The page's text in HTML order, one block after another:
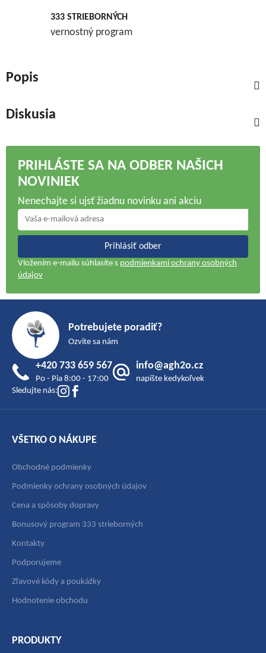
333 STRIEBORNÝCH
vernostný program
Popis
Diskusia
PRIHLÁSTE SA NA ODBER NAŠICH
NOVINIEK
Nenechajte si ujsť žiadnu novinku ani akciu
Prihlásiť odber
Vložením e-mailu súhlasíte s podmienkami ochrany osobných
údajov
Potrebujete poradiť?
Ozvite sa nám
+420 733 659 567
Po - Pia 8:00 - 17:00
info@agh2o.cz
napíšte kedykoľvek
Sledujte nás:
VŠETKO O NÁKUPE
Obchodné podmienky
Podmienky ochrany osobných údajov
Cena a spôsoby dopravy
Bonusový program 333 strieborných
Kontakty
Podporujeme
Zľavové kódy a poukážky
Hodnotenie obchodu
PRODUKTY